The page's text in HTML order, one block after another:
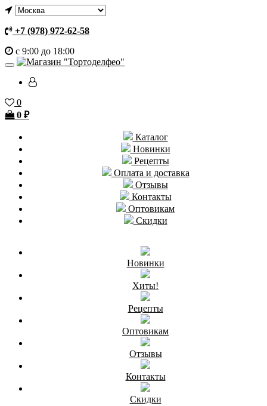
+7 (978) 972-62-58
с 9:00 до 18:00
0
0 ₽
Каталог
Новинки
Рецепты
Оплата и доставка
Отзывы
Контакты
Оптовикам
Скидки
Новинки
Хиты!
Рецепты
Оптовикам
Отзывы
Контакты
Скидки